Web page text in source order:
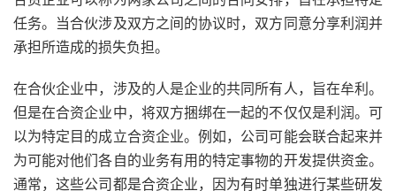
任务。当合伙涉及双方之间的协议时，双方同意分享利润并
承担所造成的损失负担。
在合伙企业中，涉及的人是企业的共同所有人，旨在牟利。
但是在合资企业中，将双方捆绑在一起的不仅仅是利润。可
以为特定目的成立合资企业。例如，公司可能会联合起来并
为可能对他们各自的业务有用的特定事物的开发提供资金。
通常，这些公司都是合资企业，因为有时单独进行某些研发